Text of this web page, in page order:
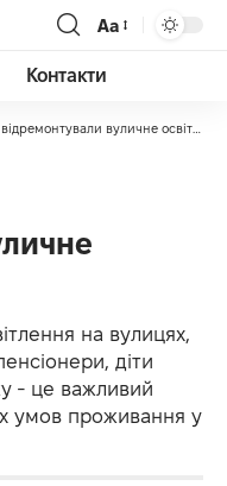
Аа
Контакти
вуличне освітлення
на вулицях,
діти
- це важливий
умов проживання у